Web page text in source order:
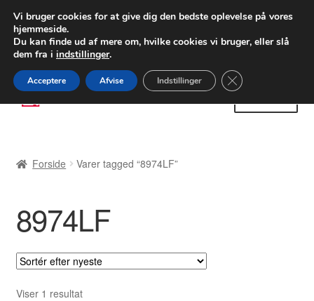
LEVERING fra 55 kr.
FEDEX verdensomspændende forsendelse
80 82 72 02
Spring
til
Spring
til
Betalinger
Kasse
Klage
Klageprocedure
Forside Varer tagged “8974LF”
8974LF
Viser 1 resultat
Vi bruger cookies for at give dig den bedste oplevelse på vores
hjemmeside.
Du kan finde ud af mere om, hvilke cookies vi bruger, eller slå
dem fra i indstillinger.
Acceptere Afvise Indstillinger Close GDPR